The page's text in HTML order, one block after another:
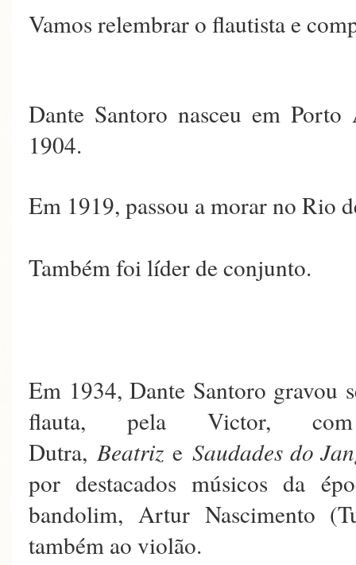
Vamos relembrar o flautista e
Dante Santoro nasceu em
1904.
Em 1919, passou a morar no Rio
Também foi líder de conjunto.
Em 1934, Dante Santoro gravou
flauta, pela Victor,
Dutra, BeatrizeSaudades do
por destacados músicos da
bandolim, Artur Nascimento
também ao violão.